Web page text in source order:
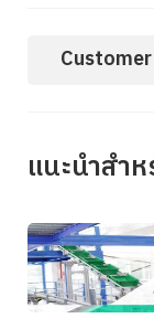
แนะนำสำ